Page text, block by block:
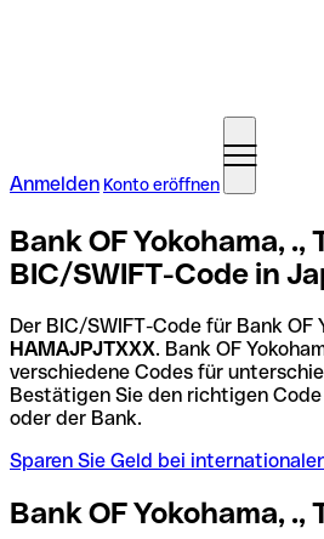
Anmelden Konto eröffnen
Bank OF Yokohama, .,
BIC/SWIFT-Code in
Der BIC/SWIFT-Code für Bank OF
HAMAJPJTXXX. Bank OF
verschiedene Codes für
Bestätigen Sie den richtigen
oder der Bank.
Sparen Sie Geld bei
Bank OF Yokohama, .,